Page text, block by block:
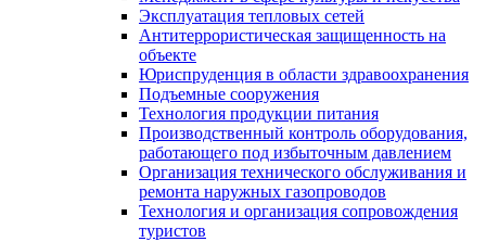
Эксплуатация тепловых сетей
Антитеррористическая защищенность на
объекте
Юриспруденция в области здравоохранения
Подъемные сооружения
Технология продукции питания
Производственный контроль оборудования,
работающего под избыточным давлением
Организация технического обслуживания и
ремонта наружных газопроводов
Технология и организация сопровождения
туристов